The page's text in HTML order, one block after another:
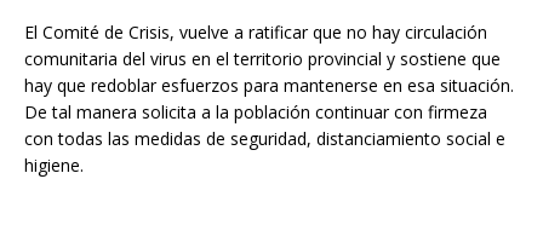
El Comité de Crisis, vuelve a ratificar que no hay circulación
comunitaria del virus en el territorio provincial y sostiene que
hay que redoblar esfuerzos para mantenerse en esa situación.
De tal manera solicita a la población continuar con firmeza
con todas las medidas de seguridad, distanciamiento social e
higiene.